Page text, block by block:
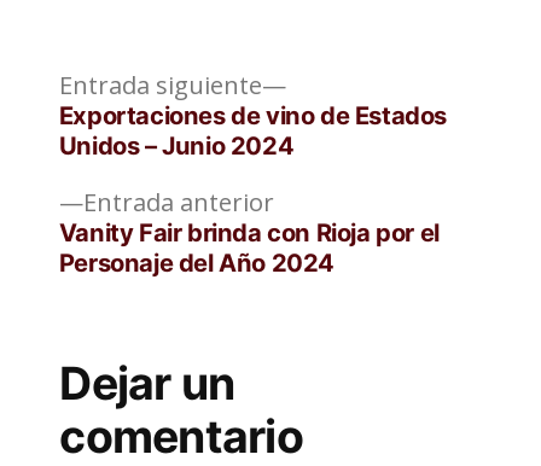
Navegación
de
entradas
Entrada anteriorEntrada
anterior:
Vanity Fair brinda con Rioja por el
Personaje del Año 2024
Entrada siguiente
Entrada
siguiente:
Exportaciones de vino de Estados
Unidos – Junio 2024
Dejar un
comentario